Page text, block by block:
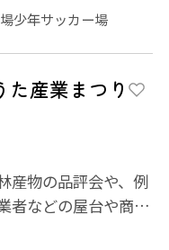
少年サッカー場
た産業まつり
産物の品評会や、例
者などの屋台や商工
ます！ま...